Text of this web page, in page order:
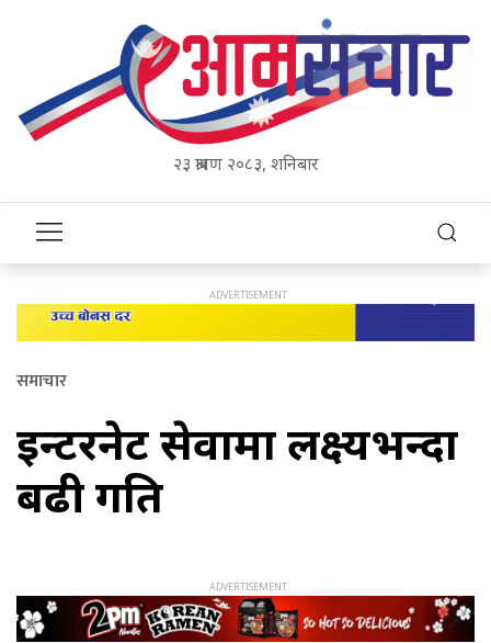
२३ श्रावण २०८३, शनिबार
समाचार
इन्टरनेट सेवामा लक्ष्यभन्दा
बढी प्रगति